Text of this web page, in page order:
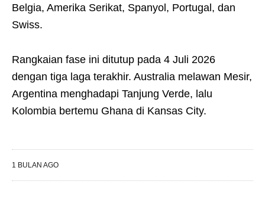
Belgia, Amerika Serikat, Spanyol, Portugal, dan
Swiss.
Rangkaian fase ini ditutup pada 4 Juli 2026
dengan tiga laga terakhir. Australia melawan Mesir,
Argentina menghadapi Tanjung Verde, lalu
Kolombia bertemu Ghana di Kansas City.
1 BULAN AGO